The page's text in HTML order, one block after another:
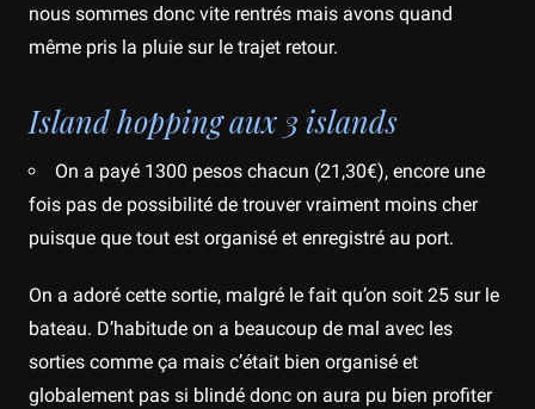
nous sommes donc vite rentrés mais avons quand
même pris la pluie sur le trajet retour.
Island hopping aux 3 islands
On a payé 1300 pesos chacun (21,30€), encore une
fois pas de possibilité de trouver vraiment moins cher
puisque que tout est organisé et enregistré au port.
On a adoré cette sortie, malgré le fait qu’on soit 25 sur le
bateau. D’habitude on a beaucoup de mal avec les
sorties comme ça mais c’était bien organisé et
globalement pas si blindé donc on aura pu bien profiter